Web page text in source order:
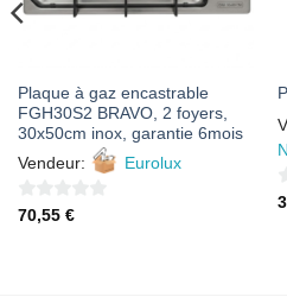
Plaque à gaz encastrable
FGH30S2 BRAVO, 2 foyers,
30x50cm inox, garantie 6mois
Vendeur:
Eurolux
0
70,55 €
0